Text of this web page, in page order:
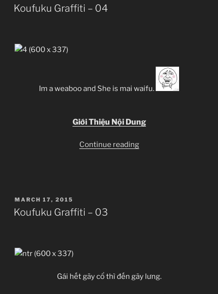
ON
Koufuku Graffiti – 04
Im a weaboo and She is mai waifu.
Giới Thiệu Nội Dung
Continue reading“Koufuku
POSTED
ON
MARCH 17, 2015
Koufuku Graffiti – 03
Gái hết gãy cổ thì đến gãy lưng.